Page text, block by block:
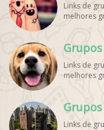
Links de
melhores
Links de
melhores
Links de